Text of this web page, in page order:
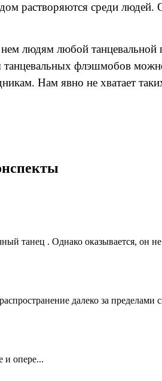
растворяются среди людей.
людям любой танцевальной
флэшмобов
Нам явно не хватает
танец . Однако оказывается, он
далеко за пределами
и опере...